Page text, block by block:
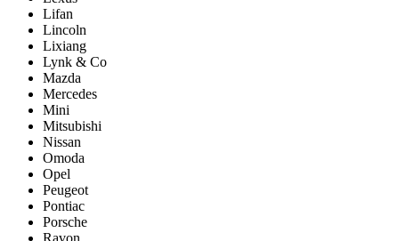
Lifan
Lincoln
Lixiang
Lynk & Co
Mazda
Mercedes
Mini
Mitsubishi
Nissan
Omoda
Opel
Peugeot
Pontiac
Porsсhe
Ravon